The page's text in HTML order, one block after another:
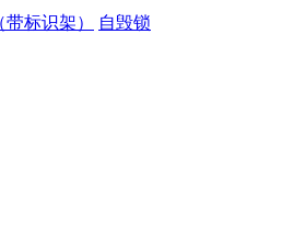
标识架）
自毁锁